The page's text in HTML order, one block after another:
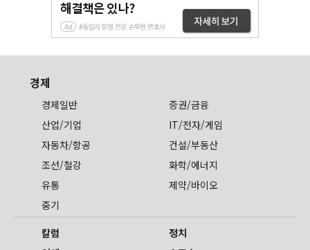
경제
경제일반
증권/금융
산업/기업
IT/전자/게임
자동차/항공
건설/부동산
조선/철강
화학/에너지
유통
제약/바이오
중기
칼럼
정치